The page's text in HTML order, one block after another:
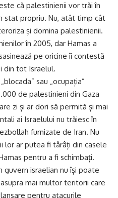
că palestinienii vor trăi în
stat propriu. Nu, atât timp cât
și domina palestinienii.
în 2005, dar Hamas a
pe oricine îi contestă
din tot Israelul.
sau „ocupația”
de palestinieni din Gaza
zi și ar dori să permită și mai
ai Israelului nu trăiesc în
furnizate de Iran. Nu
lor ar putea fi târâți din casele
pentru a fi schimbați.
guvern israelian nu își poate
mai multor teritorii care
pentru atacurile